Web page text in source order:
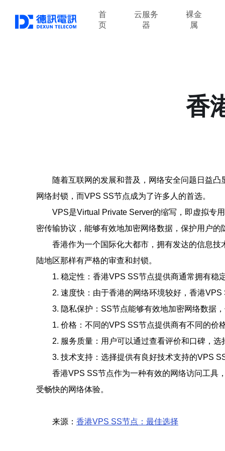
首
页
云服务
器
裸金
属
香
随着互联网的发展和普及，网络安全问题日益
网络封锁，而VPS SS节点成为了许多人的首选。
VPS是Virtual Private Server的缩写，即虚拟专
密传输协议，能够有效地加密网络数据，保护用户的
香港作为一个国际化大都市，拥有发达的信息
陆地区那样有严格的审查和封锁。
1. 稳定性：香港VPS SS节点提供商通常拥有稳
2. 速度快：由于香港的网络环境较好，香港
3. 隐私保护：SS节点能够有效地加密网络数据
1. 价格：不同的VPS SS节点提供商有不同的价
2. 服务质量：用户可以通过查看评价和口碑，
3. 技术支持：选择提供有良好技术支持的VPS
香港VPS SS节点作为一种有效的网络访问工具
受畅快的网络体验。
来源： 香港VPS SS节点：最佳选择